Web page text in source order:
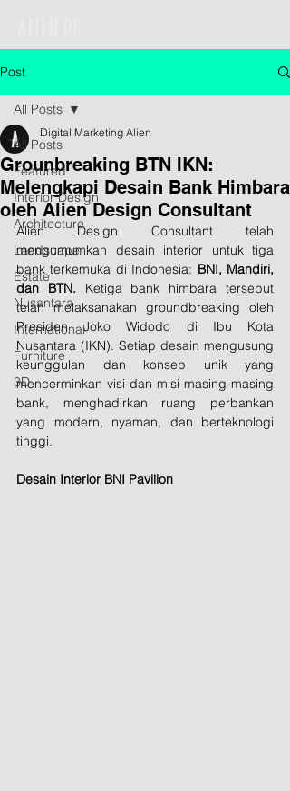
Post
All Posts
Featured
Interior Design
Architecture
Landscape
Estate
Nusantara
International
Furniture
3D
All Posts
Grounbreaking BTN IKN:
Melengkapi Desain Bank Himbara
oleh Alien Design Consultant
Digital Marketing Alien
Alien Design Consultant telah
mengumumkan desain interior untuk tiga
bank terkemuka di Indonesia: BNI, Mandiri,
dan BTN. Ketiga bank himbara tersebut
telah melaksanakan groundbreaking oleh
Presiden Joko Widodo di Ibu Kota
Nusantara (IKN). Setiap desain mengusung
keunggulan dan konsep unik yang
mencerminkan visi dan misi masing-masing
bank, menghadirkan ruang perbankan
yang modern, nyaman, dan berteknologi
tinggi.
Desain Interior BNI Pavilion